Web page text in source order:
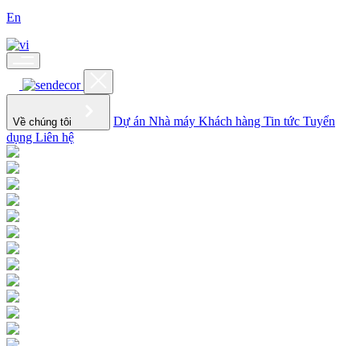
En
Về chúng tôi Dự án Nhà máy Khách hàng Tin tức Tuyển
dụng Liên hệ